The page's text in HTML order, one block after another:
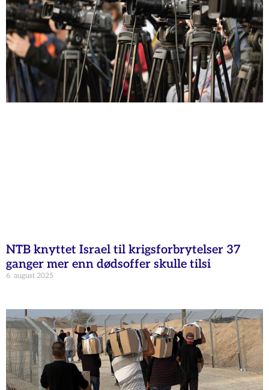
NTB knyttet Israel til krigsforbrytelser 37
ganger mer enn dødsoffer skulle tilsi
6. august 2025